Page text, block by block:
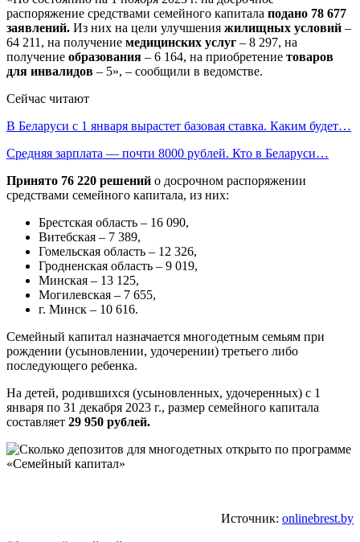
распоряжение средствами семейного капитала подано 78 677
заявлений. Из них на цели улучшения жилищных условий –
64 211, на получение медицинских услуг – 8 297, на
получение образования – 6 164, на приобретение товаров
для инвалидов – 5», – сообщили в ведомстве.
Сейчас читают
В Беларуси с 1 января вырастет базовая ставка. Каким будет…
Средняя зарплата — почти 8000 рублей. Кто в Беларуси…
Принято 76 220 решений о досрочном распоряжении
средствами семейного капитала, из них:
Брестская область – 16 090,
Витебская – 7 389,
Гомельская область – 12 326,
Гродненская область – 9 019,
Минская – 13 125,
Могилевская – 7 655,
г. Минск – 10 616.
Семейный капитал назначается многодетным семьям при
рождении (усыновлении, удочерении) третьего либо
последующего ребенка.
На детей, родившихся (усыновленных, удочеренных) с 1
января по 31 декабря 2023 г., размер семейного капитала
составляет 29 950 рублей.
Источник: onlinebrest.by